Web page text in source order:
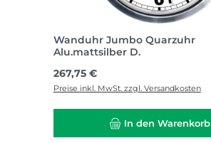
Wanduhr Jumbo Quarzuhr
Alu.mattsilber D.
Regulärer Preis:
267,75 €
Preise inkl. MwSt. zzgl. Versandkosten
In den Warenkorb